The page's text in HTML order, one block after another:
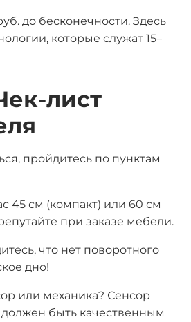
до бесконечности. Здесь
которые служат 15–
лист
пройдитесь по пунктам
45 см (компакт) или 60 см
при заказе мебели.
что нет поворотного
дно!
или механика? Сенсор
быть качественным